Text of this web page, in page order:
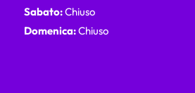
Sabato:Chiuso
Domenica:Chiuso